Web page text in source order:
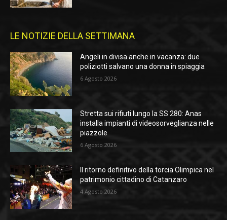
LE NOTIZIE DELLA SETTIMANA
Angeli in divisa anche in vacanza: due
poliziotti salvano una donna in spiaggia
6 Agosto 2026
Stretta sui rifiuti lungo la SS 280: Anas
installa impianti di videosorveglianza nelle
piazzole
6 Agosto 2026
Il ritorno definitivo della torcia Olimpica nel
patrimonio cittadino di Catanzaro
4 Agosto 2026